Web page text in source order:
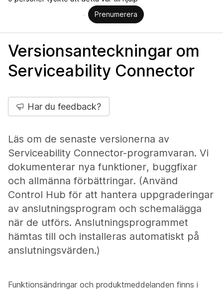
Prenumerera
Versionsanteckningar om
Serviceability Connector
Har du feedback?
Läs om de senaste versionerna av
Serviceability Connector-programvaran. Vi
dokumenterar nya funktioner, buggfixar
och allmänna förbättringar. (Använd
Control Hub för att hantera uppgraderingar
av anslutningsprogram och schemalägga
när de utförs. Anslutningsprogrammet
hämtas till och installeras automatiskt på
anslutningsvärden.)
Funktionsändringar och produktmeddelanden finns i